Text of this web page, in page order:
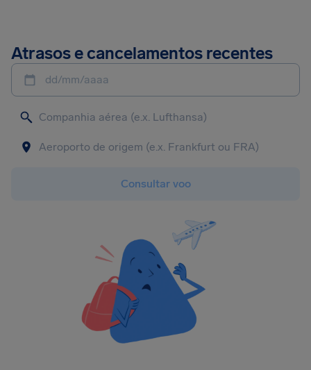
Atrasos e cancelamentos recentes
dd/mm/aaaa
Consultar voo